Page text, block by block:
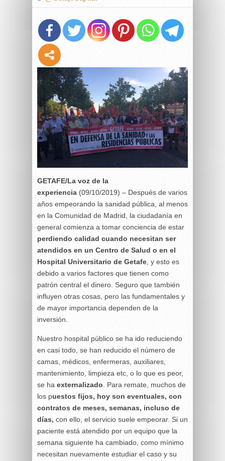
GETAFE/La voz de la
experiencia (09/10/2019) – Después de varios
años empeorando la sanidad pública, al menos
en la Comunidad de Madrid, la ciudadanía en
general comienza a tomar conciencia de estar
perdiendo calidad cuando necesitan ser
atendidos en un Centro de Salud o en el
Hospital Universitario de Getafe , y esto es
debido a varios factores que tienen como
patrón central el dinero. Seguro que también
influyen otras cosas, pero las fundamentales y
de mayor importancia dependen de la
inversión.
Nuestro hospital público se ha ido reduciendo
en casi todo, se han reducido el número de
camas, médicos, enfermeras, auxiliares,
mantenimiento, limpieza etc, o lo que es peor,
se ha externalizado . Para remate, muchos de
los puestos fijos, hoy son eventuales, con
contratos de meses, semanas, incluso de
días, con ello, el servicio suele empeorar. Si un
paciente está atendido por un equipo que la
semana siguiente ha cambiado, como mínimo
necesitan nuevamente estudiar el caso y su